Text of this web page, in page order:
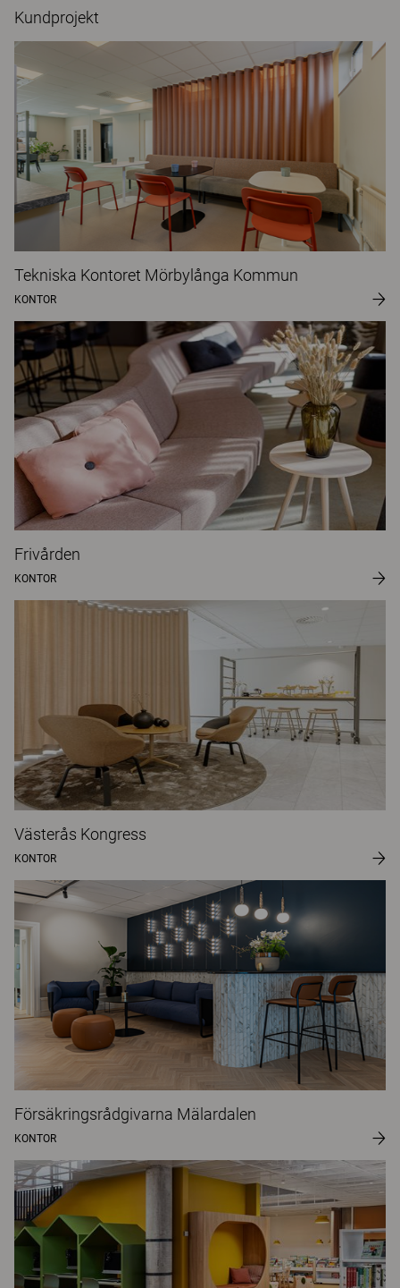
Kundprojekt
Tekniska Kontoret Mörbylånga Kommun
KONTOR
Frivården
KONTOR
Västerås Kongress
KONTOR
Försäkringsrådgivarna Mälardalen
KONTOR